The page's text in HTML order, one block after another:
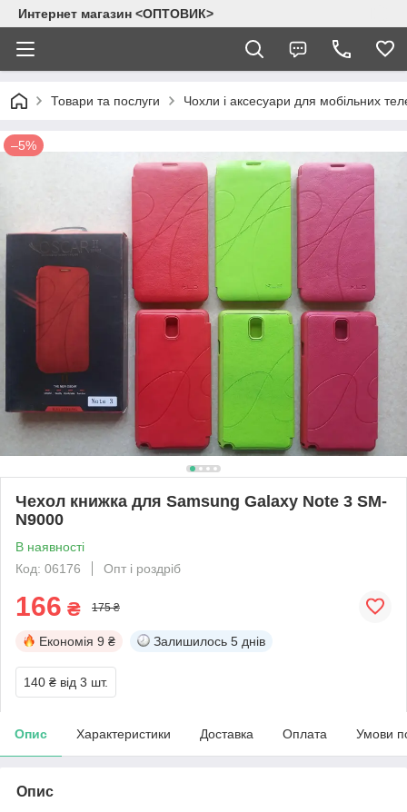
Интернет магазин <ОПТОВИК>
Товари та послуги Чохли і аксесуари для мобільних
–5%
Чехол книжка для Samsung Galaxy Note 3 SM-
N9000
В наявності
Код: 06176
Опт і роздріб
166 ₴ 175 ₴
Економія 9 ₴ Залишилось 5 днів
140 ₴ від 3 шт.
Опис Характеристики Доставка Оплата Умови
Опис